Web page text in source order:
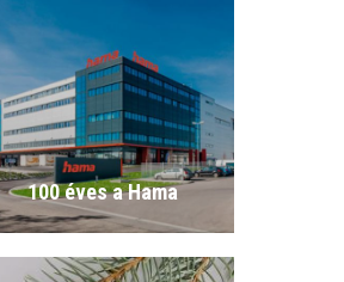
100 éves a Hama